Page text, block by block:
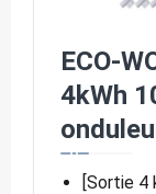
ECO-
4kWh
[Sortie 4